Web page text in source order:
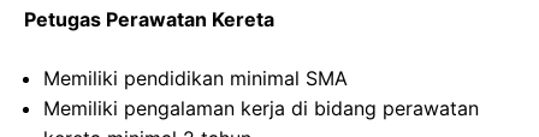
Petugas Perawatan Kereta
Memiliki pendidikan minimal SMA
Memiliki pengalaman kerja di bidang perawatan